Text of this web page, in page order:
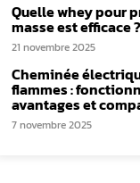
Quelle whey pour
masse est efficace ?
21 novembre 2025
Cheminée
flammes :
avantages et
7 novembre 2025